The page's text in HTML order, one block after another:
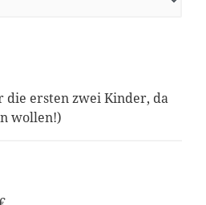
ersten zwei Kinder, da
wollen!)